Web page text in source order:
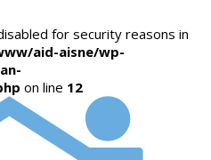
for security reasons in
aid-aisne/wp-
on line 12